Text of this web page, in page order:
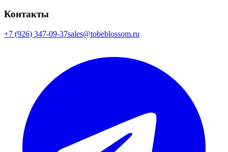
Контакты
+7 (926) 347-09-37sales@tobeblossom.ru